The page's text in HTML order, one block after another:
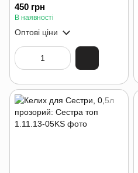
450 грн
В наявності
Оптові ціни